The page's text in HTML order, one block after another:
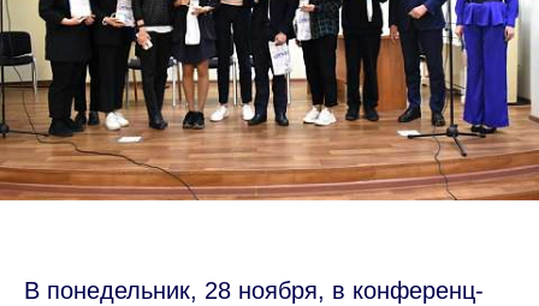
В понедельник, 28 ноября, в конференц-